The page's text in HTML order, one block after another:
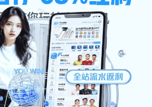
以梦为帆，破浪前行！
行！
消息 607 0